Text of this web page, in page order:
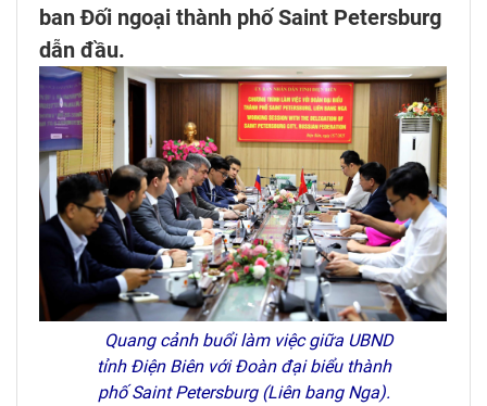
ban Đối ngoại thành phố Saint Petersburg
dẫn đầu.
Quang cảnh buổi làm việc giữa UBND
tỉnh Điện Biên với Đoàn đại biểu thành
phố Saint Petersburg (Liên bang Nga).